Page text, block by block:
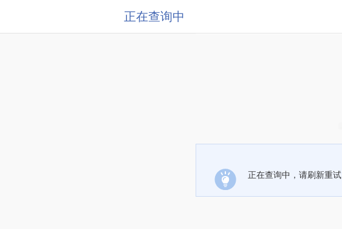
正在查询中
正在查询中，请刷新重试